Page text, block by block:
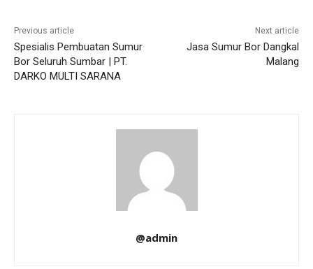
Previous article
Spesialis Pembuatan Sumur
Bor Seluruh Sumbar | PT.
DARKO MULTI SARANA
Next article
Jasa Sumur Bor Dangkal
Malang
@admin